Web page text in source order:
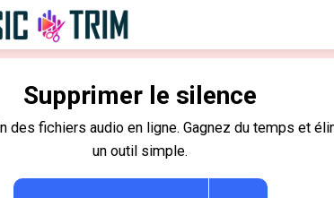
Supprimer le silence
des fichiers audio en ligne. Gagnez du temps et
un outil simple.